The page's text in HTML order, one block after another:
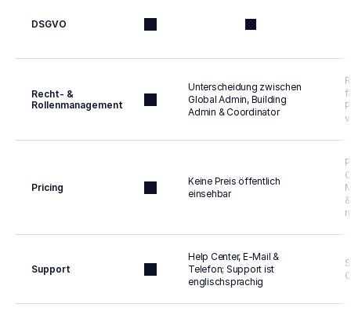
DSGVO
Recht- &
Rollenmanagement
Unterscheidung zwischen
Global Admin, Building
Admin & Coordinator
Pricing
Keine Preis öffentlich
einsehbar
Support
Help Center, E-Mail &
Telefon; Support ist
englischsprachig